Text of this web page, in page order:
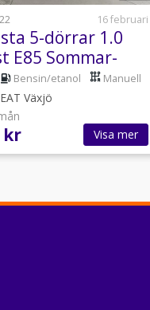
16 februari
5-dörrar 1.0
E85 Sommar-
Bensin/etanol Manuell
Växjö
kr Visa mer